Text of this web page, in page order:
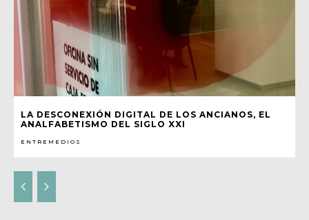
LA DESCONEXIÓN DIGITAL DE LOS ANCIANOS, EL
ANALFABETISMO DEL SIGLO XXI
ENTREMEDIOS